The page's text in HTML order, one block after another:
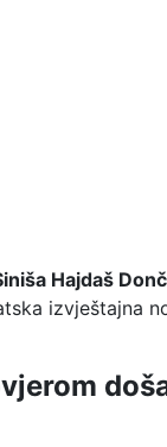
Hajdaš
izvještajna